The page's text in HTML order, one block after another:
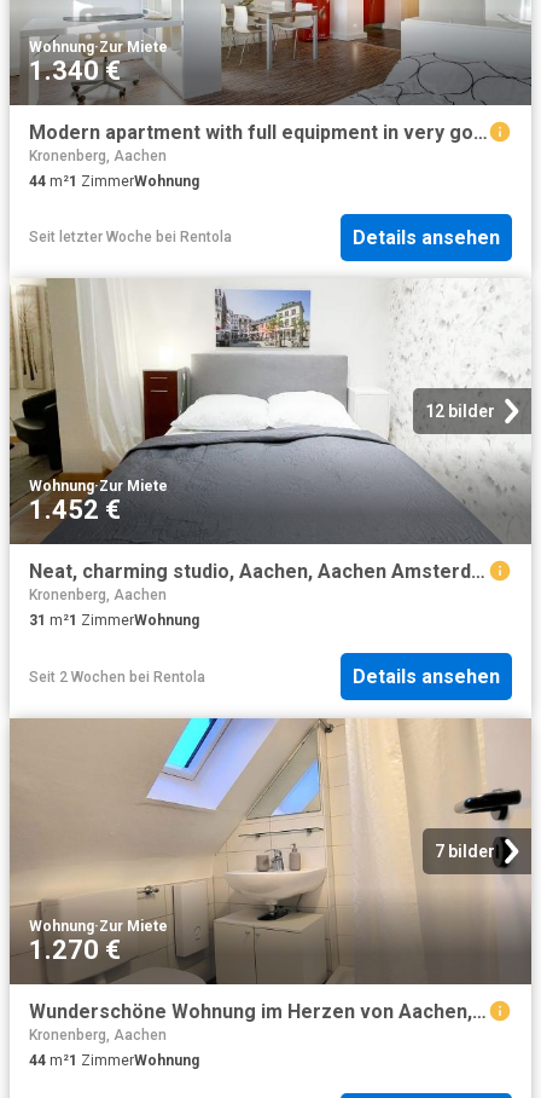
Wohnung·Zur Miete
1.340 €
Modern apartment with full equipment in very good location, Aachen Amsterdam Apartments for Rent
Kronenberg, Aachen
44 m²1 ZimmerWohnung
Seit letzter Woche bei Rentola Details ansehen
12 bilder
Wohnung·Zur Miete
1.452 €
Neat, charming studio, Aachen, Aachen Amsterdam Apartments for Rent
Kronenberg, Aachen
31 m²1 ZimmerWohnung
Seit 2 Wochen bei Rentola Details ansehen
7 bilder
Wohnung·Zur Miete
1.270 €
Wunderschöne Wohnung im Herzen von Aachen, Aachen Amsterdam Apartments for Rent
Kronenberg, Aachen
44 m²1 ZimmerWohnung